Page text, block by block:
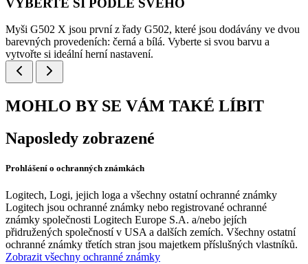
Myši G502 X jsou první z řady G502, které jsou dodávány ve dvou
barevných provedeních: černá a bílá. Vyberte si svou barvu a
vytvořte si ideální herní nastavení.
MOHLO BY SE VÁM TAKÉ LÍBIT
Naposledy zobrazené
Prohlášení o ochranných známkách
Logitech, Logi, jejich loga a všechny ostatní ochranné známky
Logitech jsou ochranné známky nebo registrované ochranné
známky společnosti Logitech Europe S.A. a/nebo jejích
přidružených společností v USA a dalších zemích. Všechny ostatní
ochranné známky třetích stran jsou majetkem příslušných vlastníků.
Zobrazit všechny ochranné známky